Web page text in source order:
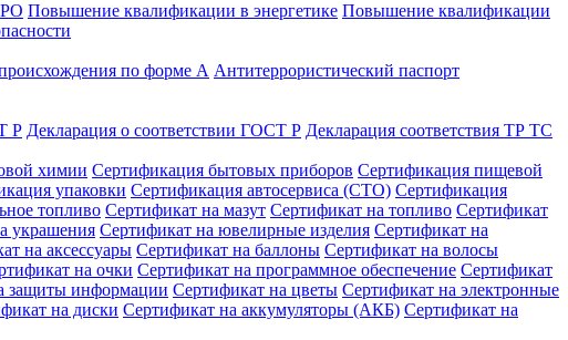
Повышение квалификации в энергетике Повышение квалификации
по форме А Антитеррористический паспорт
Р Декларация о соответствии ГОСТ Р Декларация соответствия ТР ТС
химии Сертификация бытовых приборов Сертификация пищевой
упаковки Сертификация автосервиса (СТО) Сертификация
топливо Сертификат на мазут Сертификат на топливо Сертификат
украшения Сертификат на ювелирные изделия Сертификат на
на аксессуары Сертификат на баллоны Сертификат на волосы
на очки Сертификат на программное обеспечение Сертификат
защиты информации Сертификат на цветы Сертификат на электронные
на диски Сертификат на аккумуляторы (АКБ) Сертификат на